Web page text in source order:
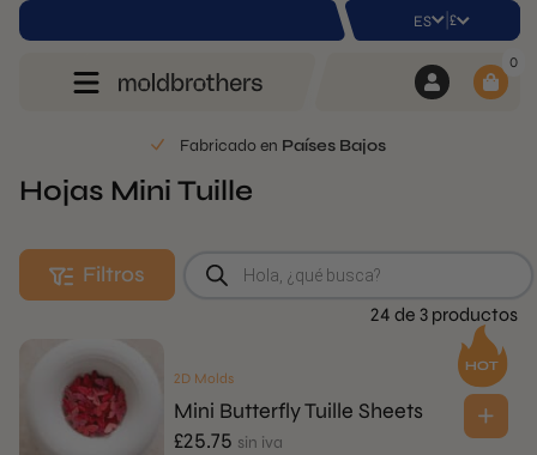
ES |£
0
Fabricado en Países Bajos
Hojas Mini Tuille
Filtros
Búsqueda
24 de 3 productos
2D Molds
Mini Butterfly Tuille Sheets
£25.75 sin iva